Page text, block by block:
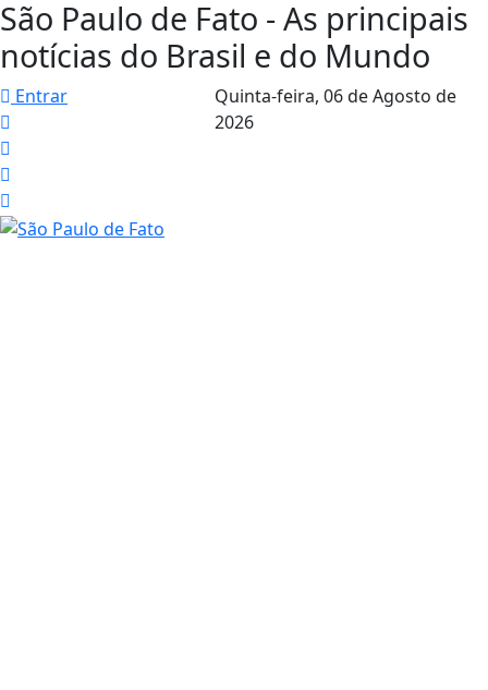
São Paulo de Fato - As principais
notícias do Brasil e do Mundo
Entrar Quinta-feira, 06 de Agosto de
2026